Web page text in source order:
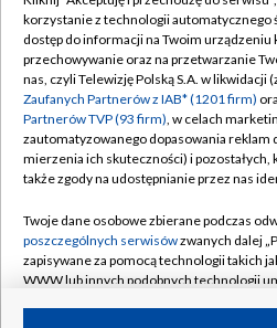
TVP
Abonament TVP
Emisja w TVP
Centrum informacji TVP
Naziemna Telewizja Cyfrowa
Rada Programowa
System NOS
Informacje o nadawcy
Polityka
Moje
korzystanie z technologii automatycznego
dostęp do informacji na Twoim urządzeniu
przechowywanie oraz na przetwarzanie
nas, czyli Telewizję Polską S.A. w likwidacji
Zaufanych Partnerów z IAB* (1201 firm)
Partnerów TVP (93 firm), w celach
zautomatyzowanego dopasowania reklam
mierzenia ich skuteczności) i pozostałych,
także zgody na udostępnianie przez nas
Twoje dane osobowe zbierane podczas
poszczególnych serwisówzwanych dalej
zapisywane za pomocą technologii takich
WWW lub innych podobnych technologii